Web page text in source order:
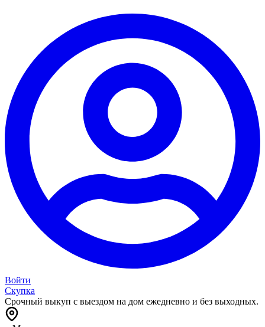
Войти
Скупка
Срочный выкуп с выездом на дом ежедневно и без выходных.